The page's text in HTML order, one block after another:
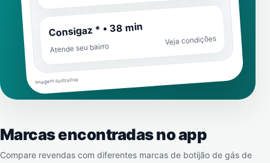
Consigaz * • 38 min
Atende seu bairro
Veja condições
Imagem ilustrativa
Marcas encontradas no app
Compare revendas com diferentes marcas de botijão de gás de